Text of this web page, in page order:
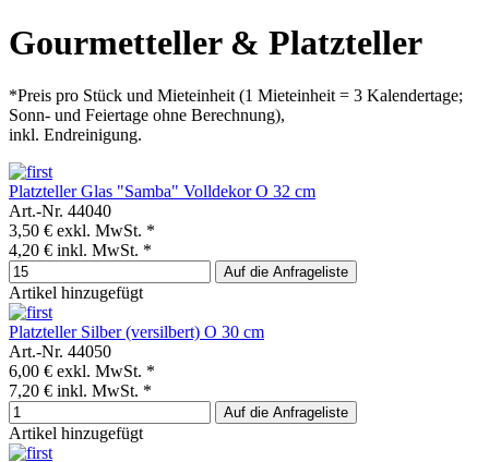
Gourmetteller & Platzteller
*Preis pro Stück und Mieteinheit (1 Mieteinheit = 3 Kalendertage;
Sonn- und Feiertage ohne Berechnung),
inkl. Endreinigung.
Platzteller Glas "Samba" Volldekor O 32 cm
Art.-Nr. 44040
3,50 € exkl. MwSt. *
4,20 € inkl. MwSt. *
Auf die Anfrageliste
Artikel hinzugefügt
Platzteller Silber (versilbert) O 30 cm
Art.-Nr. 44050
6,00 € exkl. MwSt. *
7,20 € inkl. MwSt. *
Auf die Anfrageliste
Artikel hinzugefügt